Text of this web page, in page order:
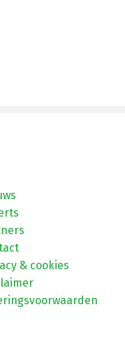
& cookies